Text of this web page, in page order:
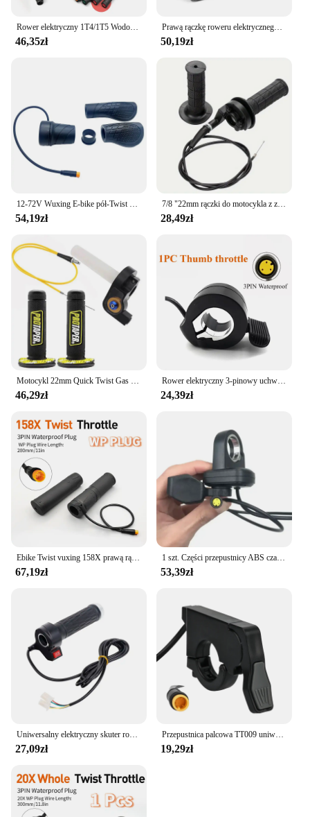
Rower elektryczny 1T4/1T5 Wodoodporny kontroler kabli Light Ebrake Wyświetlacz przepustnicy Akcesoria do konwersji kabli roweru elektrycznego
46,35zł
Prawą rączkę roweru elektrycznego 20X pół-Twist przepustnica 24V 36V 48V 60V 72V wodoodporna/złącze SM do E rowerów lub skutera elektrycznego
50,19zł
12-72V Wuxing E-bike pół-Twist przepustnica 76X prawa ręka 3 Pin wodoodporna wtyczka do główny silnik Bafang
54,19zł
7/8 "22mm rączki do motocykla z zacisk przepustnicy przewodem skręcającym przewód przepustnicy do wyścigów motor terenowy boksów o pojemności 50-250 cm3 w ATV Quad
28,49zł
Motocykl 22mm Quick Twist Gas Throttle Settle Grips Handle Grips 1.2m Throttle Cable For Honda Yamaha Kawasaki Suzuki KTM ATV
46,29zł
Rower elektryczny 3-pinowy uchwyt przepustnicy z regulacją prędkości palca do silnika BBS Bafang
24,39zł
67,19zł
1 szt. Części przepustnicy ABS czarne elementy rowerowe E-rower dla silnikiem Bafang BBS01/02 kierownica lewa/prawa
53,39zł
27,09zł
Przepustnica palcowa TT009 uniwersalna 22mm 36V 48V 60V 72V elektryczny skuter rowerowy akcelerator lewa prawa kierownica
19,29zł